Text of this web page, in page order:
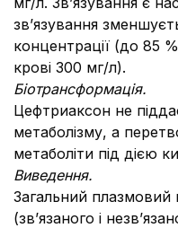
зв’язування
концентрації (до 85
крові 300 мг/л).
Біотрансформація.
Цефтриаксон не
метаболізму, а
метаболіти під дією
Виведення.
Загальний плазмовий
(зв’язаного і